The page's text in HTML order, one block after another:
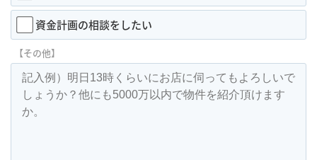
資金計画の相談をしたい
【その他】